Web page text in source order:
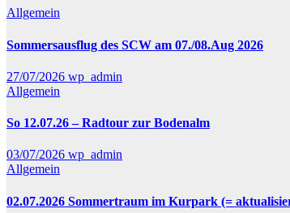
Allgemein
Sommersausflug des SCW am 07./08.Aug 2026
27/07/2026 wp_admin
Allgemein
So 12.07.26 – Radtour zur Bodenalm
03/07/2026 wp_admin
Allgemein
02.07.2026 Sommertraum im Kurpark (=